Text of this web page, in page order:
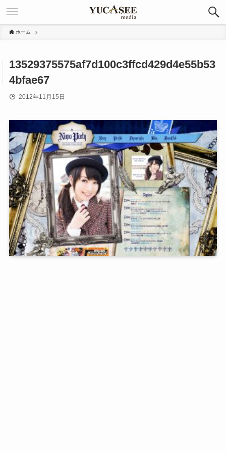
ホーム
13529375575af7d100c3ffcd429d4e55b53
4bfae67
2012年11月15日